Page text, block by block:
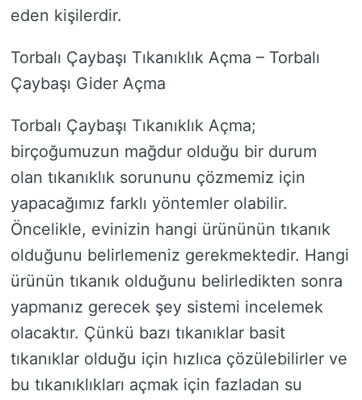
eden kişilerdir.
Torbalı Çaybaşı Tıkanıklık Açma – Torbalı
Çaybaşı Gider Açma
Torbalı Çaybaşı Tıkanıklık Açma;
birçoğumuzun mağdur olduğu bir durum
olan tıkanıklık sorununu çözmemiz için
yapacağımız farklı yöntemler olabilir.
Öncelikle, evinizin hangi ürününün tıkanık
olduğunu belirlemeniz gerekmektedir. Hangi
ürünün tıkanık olduğunu belirledikten sonra
yapmanız gerecek şey sistemi incelemek
olacaktır. Çünkü bazı tıkanıklar basit
tıkanıklar olduğu için hızlıca çözülebilirler ve
bu tıkanıklıkları açmak için fazladan su